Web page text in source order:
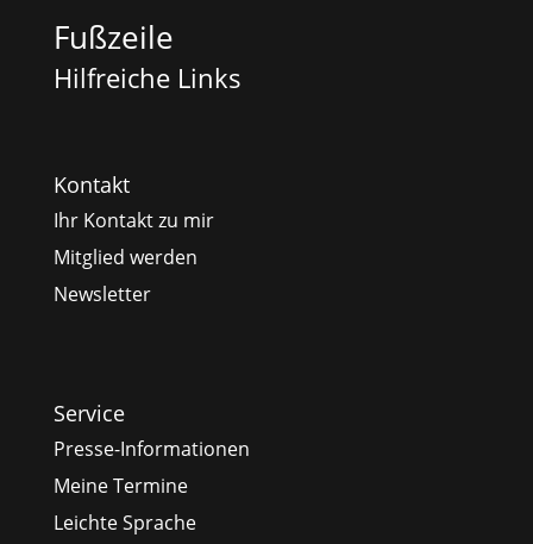
Fußzeile
Hilfreiche Links
Kontakt
Ihr Kontakt zu mir
Mitglied werden
Newsletter
Service
Presse-Informationen
Meine Termine
Leichte Sprache